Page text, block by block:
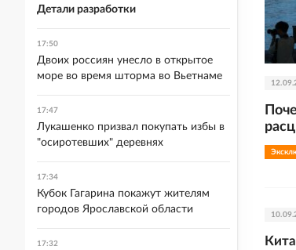
Детали разработки
17:50
Двоих россиян унесло в открытое
море во время шторма во Вьетнаме
17:47
Лукашенко призвал покупать избы в
"осиротевших" деревнях
17:34
Кубок Гагарина покажут жителям
городов Ярославской области
17:32